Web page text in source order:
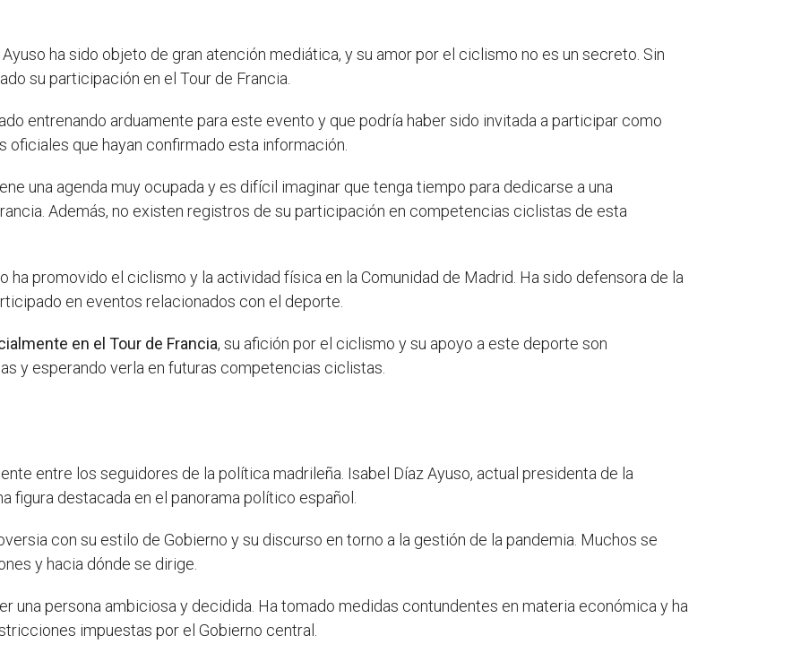
ha sido objeto de gran atención mediática, y su amor por el ciclismo no es un secreto. Sin
su participación en el Tour de Francia.
entrenando arduamente para este evento y que podría haber sido invitada a participar como
oficiales que hayan confirmado esta información.
una agenda muy ocupada y es difícil imaginar que tenga tiempo para dedicarse a una
Además, no existen registros de su participación en competencias ciclistas de esta
ha promovido el ciclismo y la actividad física en la Comunidad de Madrid. Ha sido defensora de la
en eventos relacionados con el deporte.
en el Tour de Francia, su afición por el ciclismo y su apoyo a este deporte son
y esperando verla en futuras competencias ciclistas.
entre los seguidores de la política madrileña. Isabel Díaz Ayuso, actual presidenta de la
figura destacada en el panorama político español.
con su estilo de Gobierno y su discurso en torno a la gestión de la pandemia. Muchos se
y hacia dónde se dirige.
una persona ambiciosa y decidida. Ha tomado medidas contundentes en materia económica y ha
impuestas por el Gobierno central.